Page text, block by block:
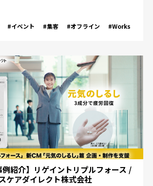
#イベント #集客 #オフライン #Works
例紹介】リゲイントリプルフォース /
ケアダイレクト株式会社